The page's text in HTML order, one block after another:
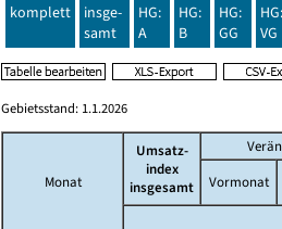
komplett
insge-
samt
HG:
A
HG:
B
HG:
GG
HG:
VG
Gebietsstand: 1.1.2026
Monat
Umsatz-
index
insgesamt
Vormonat